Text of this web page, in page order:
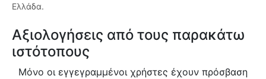
Ελλάδα.
Αξιολογήσεις από τους παρακάτω
ιστότοπους
Μόνο οι εγγεγραμμένοι χρήστες έχουν πρόσβαση